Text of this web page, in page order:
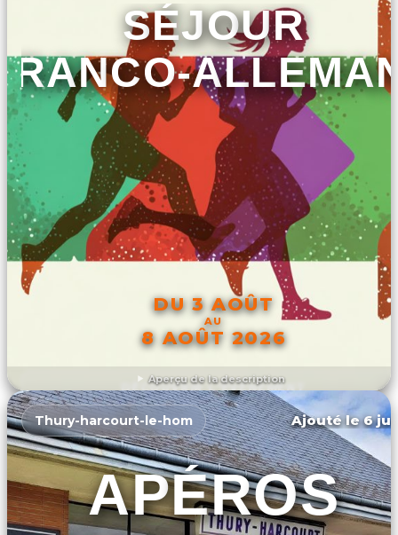
Aperçu de la description
SÉJOUR
DU 3 AOÛT
AU
8 AOÛT 2026
DÉCOUVRIR L'ÉVÉNEMENT
Thury-harcourt-le-hom Ajouté le 6
APÉROS